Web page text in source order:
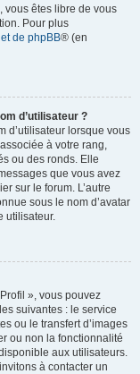
vous êtes libre de vous
Pour plus
de phpBB® (en
d’utilisateur ?
d’utilisateur lorsque vous
à votre rang,
ou des ronds. Elle
que vous avez
sur le forum. L’autre
sous le nom d’avatar
utilisateur.
», vous pouvez
suivantes : le service
ou le transfert d’images
ou non la fonctionnalité
aux utilisateurs.
à contacter un